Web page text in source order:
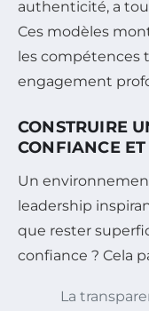
authenticité, a
Ces modèles
les compétences
engagement
CONSTRUIRE
CONFIANCE
Un
leadership
que rester
confiance ? Cela
La